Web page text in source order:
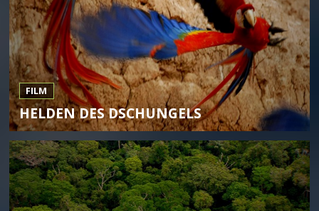
FILM
HELDEN DES DSCHUNGELS